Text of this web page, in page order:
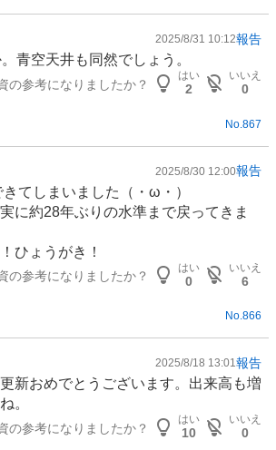
2025/8/31 10:12報告
青空天井も同然でしょう。
の参考になりましたか？
はい
2
いいえ
0
No. 867
2025/8/30 12:00報告
てしまいました（・ω・）
に約28年ぶりの水準まで戻ってきま
ひょうがき！
の参考になりましたか？
はい
0
いいえ
6
No.866
2025/8/18 13:01報告
新おめでとうございます。出来高も増
。
の参考になりましたか？
はい
10
いいえ
0